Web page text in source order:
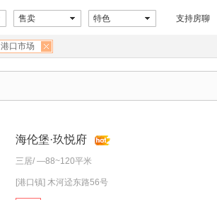
售卖 特色 支持房聊
港口市场
海伦堡·玖悦府
三居/ —88~120平米
[港口镇] 木河迳东路56号